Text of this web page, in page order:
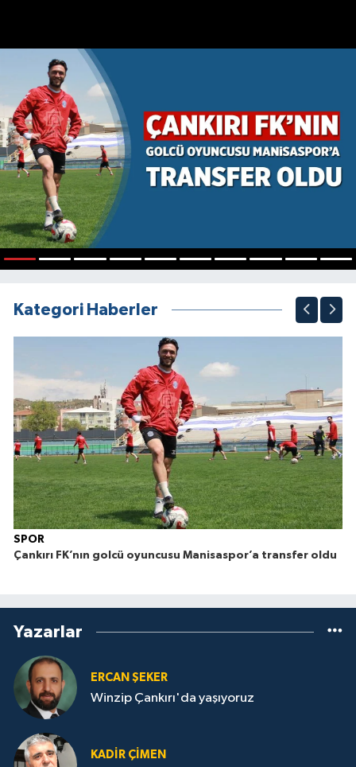
Kategori Haberler
SPOR
Çankırı FK’nın golcü oyuncusu Manisaspor’a transfer oldu
Yazarlar
ERCAN ŞEKER
Winzip Çankırı'da yaşıyoruz
KADIR ÇIMEN